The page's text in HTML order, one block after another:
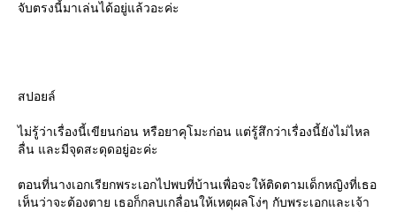
จับตรงนี้มาเล่นได้อยู่แล้วอะค่ะ
สปอยล์
ไม่รู้ว่าเรื่องนี้เขียนก่อน หรือยาคุโมะก่อน แต่รู้สึกว่าเรื่องนี้ยังไม่ไหล
ลื่น และมีจุดสะดุดอยู่อะค่ะ
ตอนที่นางเอกเรียกพระเอกไปพบที่บ้านเพื่อจะให้ติดตามเด็กหญิงที่เธอ
เห็นว่าจะต้องตาย เธอก็กลบเกลื่อนให้เหตุผลโง่ๆ กับพระเอกและเจ้า